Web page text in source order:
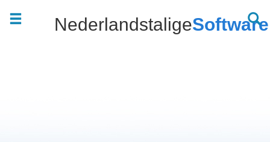
NederlandstaligeSoftware